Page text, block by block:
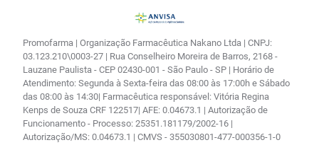
Promofarma | Organização Farmacêutica Nakano Ltda | CNPJ:
03.123.210\0003-27 | Rua Conselheiro Moreira de Barros, 2168 -
Lauzane Paulista - CEP 02430-001 - São Paulo - SP | Horário de
Atendimento: Segunda à Sexta-feira das 08:00 às 17:00h e Sábado
das 08:00 às 14:30| Farmacêutica responsável: Vitória Regina
Kenps de Souza CRF 122517| AFE: 0.04673.1 | Autorização de
Funcionamento - Processo: 25351.181179/2002-16 |
Autorização/MS: 0.04673.1 | CMVS - 355030801-477-000356-1-0